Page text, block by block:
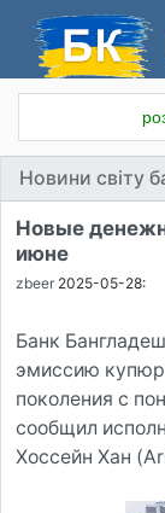
Новини світу
Новые
июне
zbeer 2025-05-28:
Банк Бангладеш
эмиссию купюр
поколения с
сообщил
Хоссейн Хан